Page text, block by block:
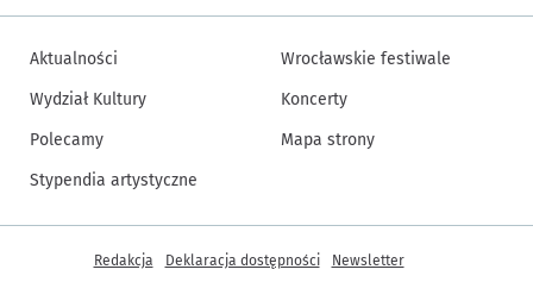
Aktualności
Wydział Kultury
Polecamy
Stypendia artystyczne
Wrocławskie festiwale
Koncerty
Mapa strony
Inne informacje
Redakcja Deklaracja dostępności Newsletter